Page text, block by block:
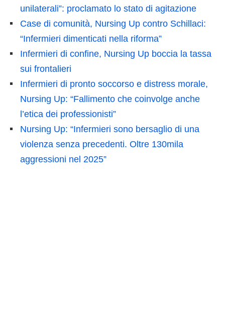
unilaterali”: proclamato lo stato di agitazione
Case di comunità, Nursing Up contro Schillaci:
“Infermieri dimenticati nella riforma”
Infermieri di confine, Nursing Up boccia la tassa
sui frontalieri
Infermieri di pronto soccorso e distress morale,
Nursing Up: “Fallimento che coinvolge anche
l’etica dei professionisti”
Nursing Up: “Infermieri sono bersaglio di una
violenza senza precedenti. Oltre 130mila
aggressioni nel 2025”